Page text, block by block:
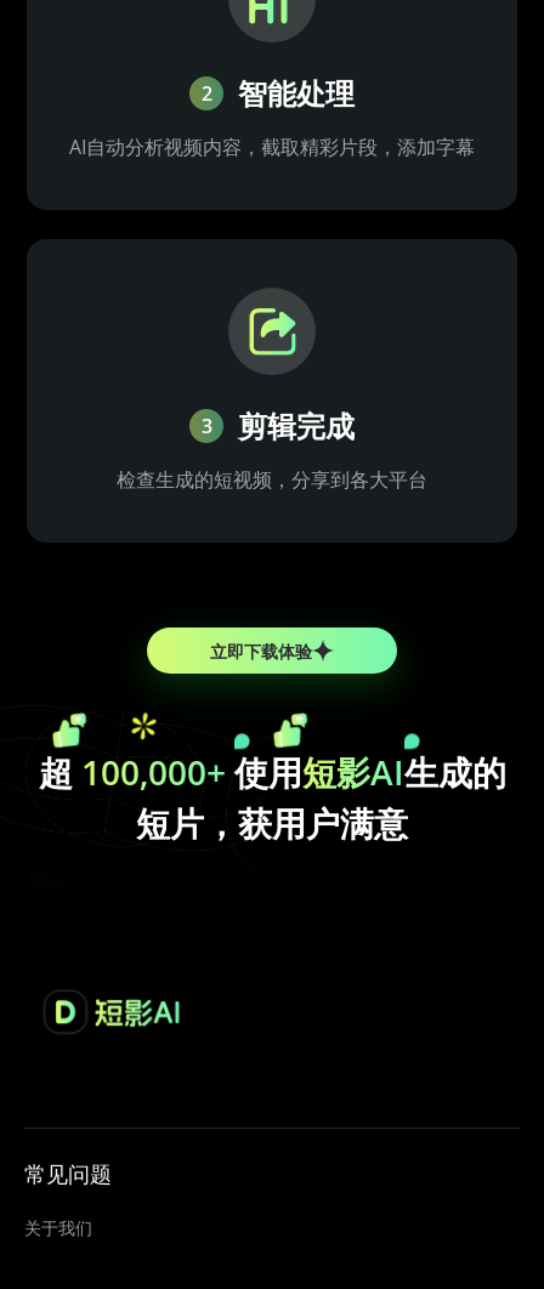
2 智能处理
AI自动分析视频内容，截取精彩片段，添加字幕
3 剪辑完成
检查生成的短视频，分享到各大平台
立即下载体验
超 100,000+使用短影AI生成的
短片，获用户满意
常见问题
关于我们